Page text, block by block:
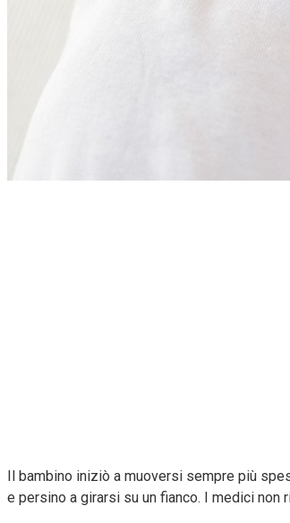
Il bambino iniziò a muoversi sempre più
e persino a girarsi su un fianco. I medici non